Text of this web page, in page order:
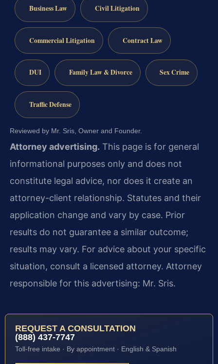
Business Law Civil Litigation
Commercial Litigation Contract Law
DUI Family Law & Divorce Sex Crime
Traffic Defense
Reviewed by Mr. Sris, Owner and Founder.
Attorney advertising. This page is for general
informational purposes only and does not
constitute legal advice, nor does it create an
attorney-client relationship. Statutes and their
application change and vary by case. Prior
results do not guarantee a similar outcome;
results may vary. For advice about your specific
situation, consult a licensed attorney. Attorney
responsible for this advertising: Mr. Sris.
REQUEST A CONSULTATION
(888) 437-7747
Toll-free intake · By appointment · English & Spanish